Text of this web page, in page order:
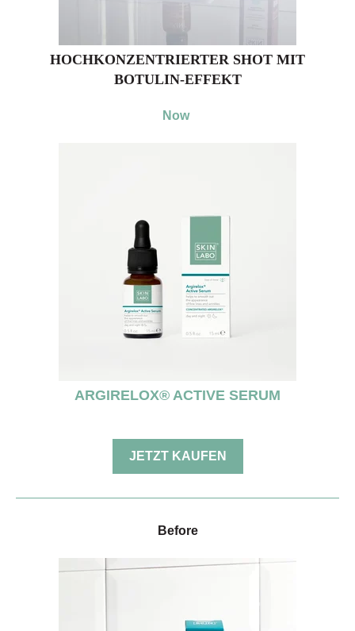
HOCHKONZENTRIERTER SHOT MIT
BOTULIN-EFFEKT
Now
ARGIRELOX® ACTIVE SERUM
JETZT KAUFEN
Before